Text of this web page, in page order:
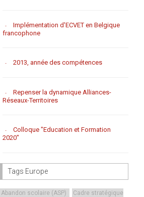
Implémentation d'ECVET en Belgique
francophone
2013, année des compétences
Repenser la dynamique Alliances-
Réseaux-Territoires
Colloque "Education et Formation
2020"
Tags Europe
Abandon scolaire (ASP)
Cadre stratégique